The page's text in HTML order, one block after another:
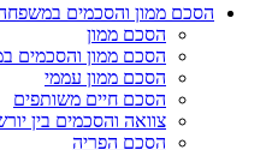
הסכם ממון והסכמים
הסכם ממון
הסכם ממון והסכמים
הסכם ממון עממי
הסכם חיים משותפים
צוואה והסכמים בין
הסכם הפריה